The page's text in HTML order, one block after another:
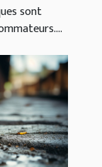
sont